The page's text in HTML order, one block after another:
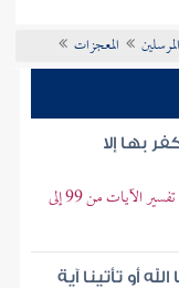
المعجزات
بها إلا
تفسير مقاتل بن سليمان > تفسير سورة البقرة > تفسير الآيات من 99 إلى
أو تأتينا آية